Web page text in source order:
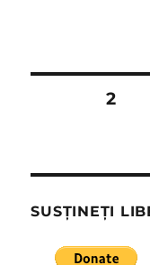
Paginație
PAGINĂ2
SUSȚINEȚI